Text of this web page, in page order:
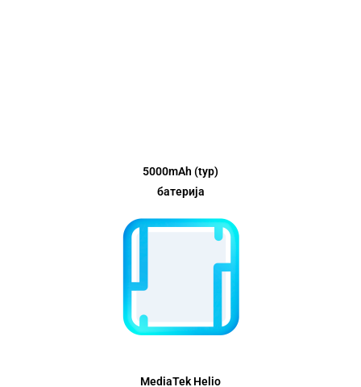
5000mAh (typ)
батерија
MediaTek Helio